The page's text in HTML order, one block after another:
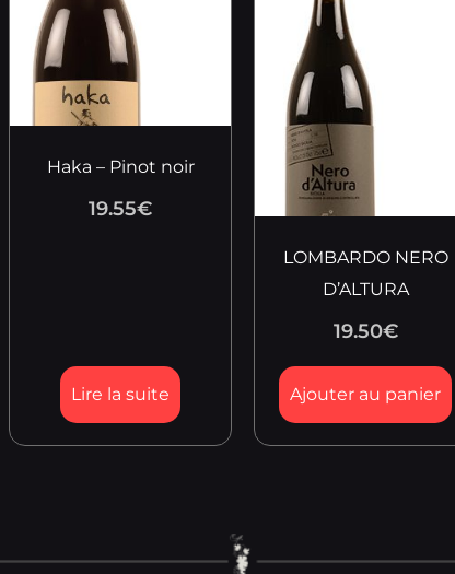
Haka – Pinot noir
19.55€
Lire la suite
LOMBARDO NERO
D’ALTURA
19.50€
Ajouter au panier